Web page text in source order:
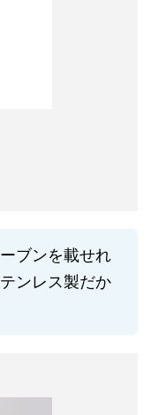
ブンを載せれ
ンレス製だか